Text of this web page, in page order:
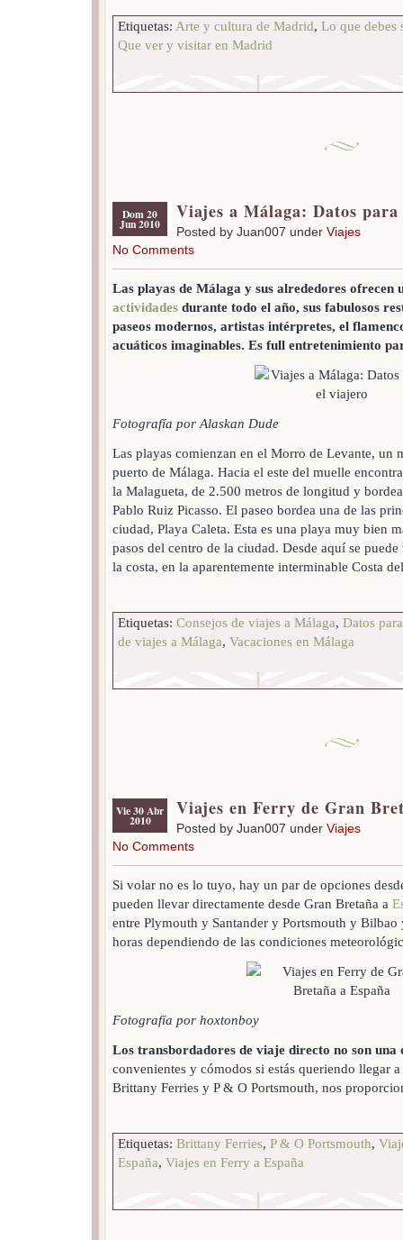
Etiquetas: Arte y cultura de Madrid, Lo que debes
Que ver y visitar en Madrid
Dom 20
Jun 2010
Viajes a Málaga: Datos
Posted by Juan007 under Viajes
No Comments
Las playas de Málaga y sus alrededores ofrecen
actividades durante todo el año, sus fabulosos
paseos modernos, artistas intérpretes, el
acuáticos imaginables. Es full entretenimiento
Fotografía por Alaskan Dude
Las playas comienzan en el Morro de Levante, un
puerto de Málaga. Hacia el este del muelle
la Malagueta, de 2.500 metros de longitud y
Pablo Ruiz Picasso. El paseo bordea una de las
ciudad, Playa Caleta. Esta es una playa muy bien
pasos del centro de la ciudad. Desde aquí se
la costa, en la aparentemente interminable Costa
Etiquetas: Consejos de viajes a Málaga, Datos
de viajes a Málaga, Vacaciones en Málaga
Vie 30 Abr
2010
Viajes en Ferry de Gran
Posted by Juan007 under Viajes
No Comments
Si volar no es lo tuyo, hay un par de opciones
pueden llevar directamente desde Gran Bretaña a
entre Plymouth y Santander y Portsmouth y
horas dependiendo de las condiciones
Fotografía por hoxtonboy
Los transbordadores de viaje directo no son una
convenientes y cómodos si estás queriendo llegar
Brittany Ferries y P & O Portsmouth, nos
Etiquetas: Brittany Ferries, P & O Portsmouth,
España, Viajes en Ferry a España